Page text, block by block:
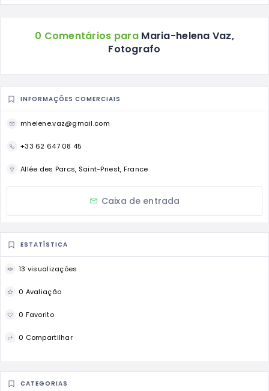
0 Comentários para Maria-helena Vaz,
Fotografo
INFORMAÇÕES COMERCIAIS
mhelene.vaz@gmail.com
+33 62 647 08 45
Allée des Parcs, Saint-Priest, France
Caixa de entrada
ESTATÍSTICA
13 visualizações
0 Avaliação
0 Favorito
0 Compartilhar
CATEGORIAS